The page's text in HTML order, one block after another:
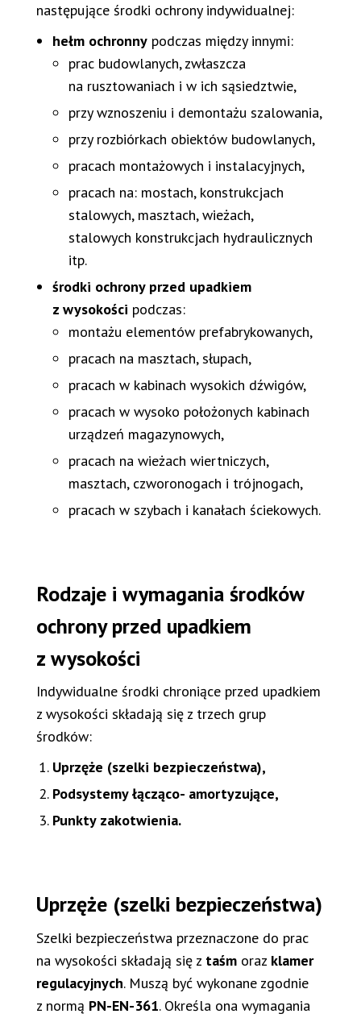
następujące środki ochrony indywidualnej:
hełm ochronny podczas między innymi:
prac budowlanych, zwłaszcza
na rusztowaniach i w ich sąsiedztwie,
przy wznoszeniu i demontażu szalowania,
przy rozbiórkach obiektów budowlanych,
pracach montażowych i instalacyjnych,
pracach na: mostach, konstrukcjach
stalowych, masztach, wieżach,
stalowych konstrukcjach hydraulicznych
itp.
środki ochrony przed upadkiem
z wysokości podczas:
montażu elementów prefabrykowanych,
pracach na masztach, słupach,
pracach w kabinach wysokich dźwigów,
pracach w wysoko położonych kabinach
urządzeń magazynowych,
pracach na wieżach wiertniczych,
masztach, czworonogach i trójnogach,
pracach w szybach i kanałach ściekowych.
Rodzaje i wymagania środków
ochrony przed upadkiem
z wysokości
Indywidualne środki chroniące przed upadkiem
z wysokości składają się z trzech grup
środków:
Uprzęże (szelki bezpieczeństwa),
Podsystemy łącząco- amortyzujące,
Punkty zakotwienia.
Uprzęże (szelki bezpieczeństwa)
Szelki bezpieczeństwa przeznaczone do prac
na wysokości składają się z taśm oraz klamer
regulacyjnych. Muszą być wykonane zgodnie
z normą PN-EN-361. Określa ona wymagania